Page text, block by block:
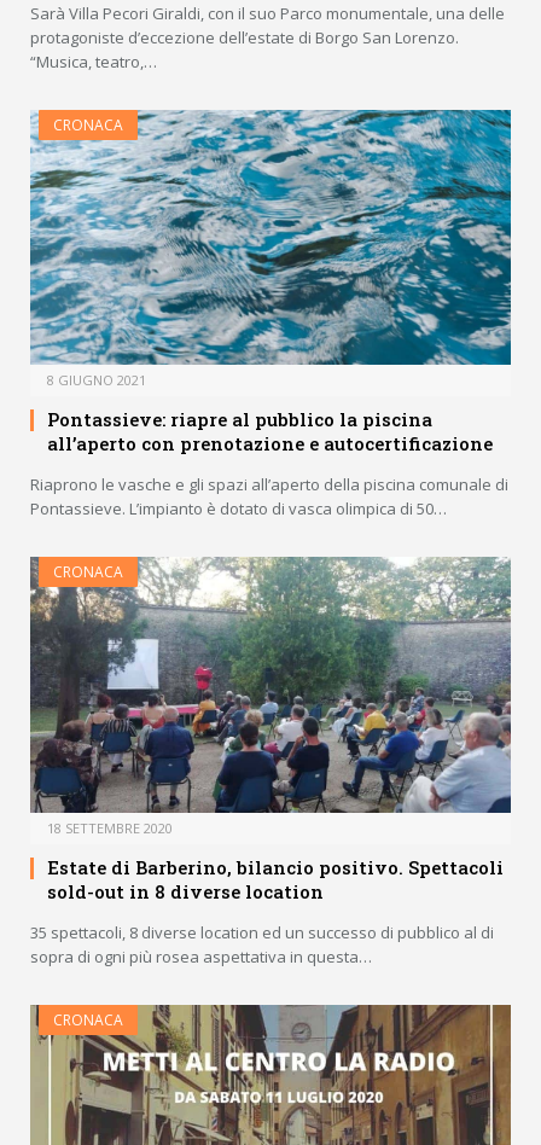
Sarà Villa Pecori Giraldi, con il suo Parco monumentale, una delle
protagoniste d’eccezione dell’estate di Borgo San Lorenzo.
“Musica, teatro,…
CRONACA
8 GIUGNO 2021
Pontassieve: riapre al pubblico la piscina
all’aperto con prenotazione e autocertificazione
Riaprono le vasche e gli spazi all’aperto della piscina comunale di
Pontassieve. L’impianto è dotato di vasca olimpica di 50…
CRONACA
18 SETTEMBRE 2020
Estate di Barberino, bilancio positivo. Spettacoli
sold-out in 8 diverse location
35 spettacoli, 8 diverse location ed un successo di pubblico al di
sopra di ogni più rosea aspettativa in questa…
CRONACA